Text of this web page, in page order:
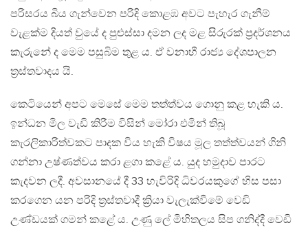
පරිසරය බිය ගැන්වෙන පරිදි කොළඹ අවට පැහැර ගැනීම්
වැළක්ම දියත් වුයේ ද පුළුස්සා දමන ලද මළ සිරුරක් ප්‍රදර්ශනය
කැරුනේ ද මෙම පසුබිම තුළ ය. ඒ වනාහී රාජ්‍ය දේශපාලන
ත්‍රස්තවාදය යි.
කෙටියෙන් අපට මෙසේ මෙම තත්ත්වය ගොනු කළ හැකි ය.
ඉන්ධන මිල වැඩි කිරීම විසින් මෝරා එමින් තිබූ
කැරලිකාරිත්වකට පාදක විය හැකි විෂය මූල තත්ත්වයන් ගිනි
ගන්නා උෂ්ණත්වය කරා ළගා කළේ ය. යුද හමුදාව පාරට
කැදවන ලදී. අවසානයේ දී 33 හැවිරිදි ධිවරයකුගේ හිස පසා
කරගෙන යන පරිදි ත්‍රස්තවාදී ක්‍රියා වැලැක්වීමේ වෙඩි
උණ්ඩයක් ගමන් කළේ ය. උණු ලේ මිහිතලය සිප ගනිද්දී වෙඩි